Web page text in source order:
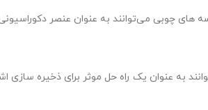
به عنوان یک راه حل موثر برای ذخیره سازی